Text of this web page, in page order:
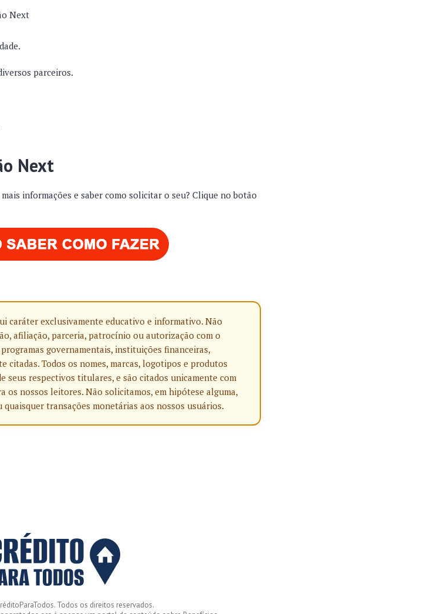
Next
parceiros.
Next
informações e saber como solicitar o seu? Clique no botão
caráter exclusivamente educativo e informativo. Não
afiliação, parceria, patrocínio ou autorização com o
governamentais, instituições financeiras,
citadas. Todos os nomes, marcas, logotipos e produtos
seus respectivos titulares, e são citados unicamente com
os nossos leitores. Não solicitamos, em hipótese alguma,
quaisquer transações monetárias aos nossos usuários.
Todos os direitos reservados.